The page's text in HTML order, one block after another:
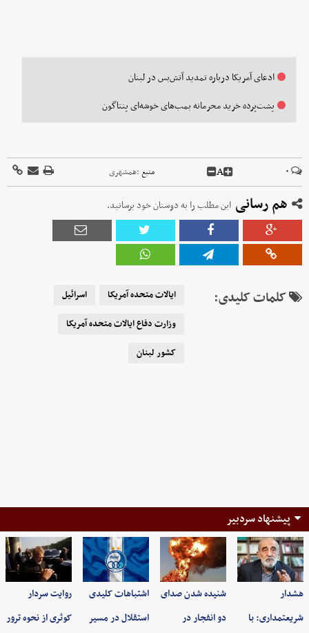
ادعای آمریکا درباره تمدید آتش‌بس در لبنان
پشت‌پرده خرید محرمانه بمب‌های خوشه‌ای پنتاگون
۰ A منبع :همشهری
هم رسانی این مطلب را به دوستان خود برسانید.
کلمات کلیدی: ایالات متحده آمریکا
اسرائیل
وزارت دفاع ایالات متحده آمریکا
کشور لبنان
پیشنهاد سردبیر
هشدار
شریعتمداری: با
شنیده شدن صدای
دو انفجار در
اشتباهات کلیدی
استقلال در مسیر
روایت سردار
کوثری از نحوه ترور